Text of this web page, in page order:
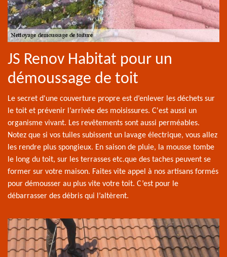
JS Renov Habitat pour un
démoussage de toit
Le secret d'une couverture propre est d’enlever les déchets sur
le toit et prévenir l’arrivée des moisissures. C'est aussi un
organisme vivant. Les revêtements sont aussi perméables.
Notez que si vos tuiles subissent un lavage électrique, vous allez
les rendre plus spongieux. En saison de pluie, la mousse tombe
le long du toit, sur les terrasses etc.que des taches peuvent se
former sur votre maison. Faites vite appel à nos artisans formés
pour démousser au plus vite votre toit. C’est pour le
débarrasser des débris qui l’altèrent.